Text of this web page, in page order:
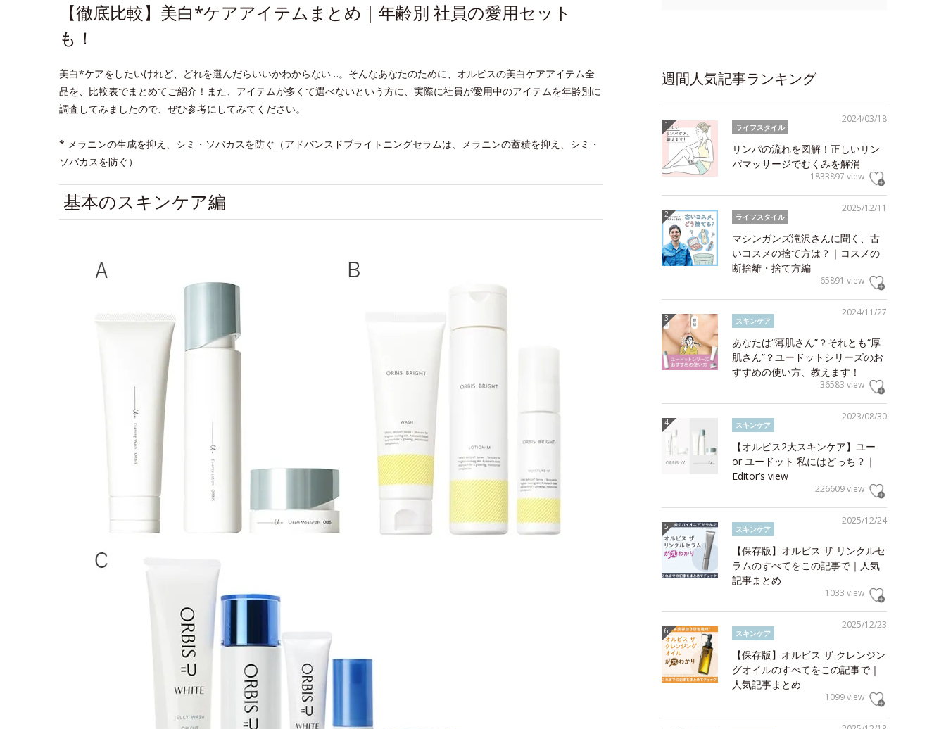
【徹底比較】美白*ケアアイテムまとめ｜年齢別 社員の愛用セット
も！
美白*ケアをしたいけれど、どれを選んだらいいかわからない…。そんなあなたのために、オルビスの美白ケアアイテム全
品を、比較表でまとめてご紹介！また、アイテムが多くて選べないという方に、実際に社員が愛用中のアイテムを年齢別に
調査してみましたので、ぜひ参考にしてみてください。
* メラニンの生成を抑え、シミ・ソバカスを防ぐ（アドバンスドブライトニングセラムは、メラニンの蓄積を抑え、シミ・
ソバカスを防ぐ）
基本のスキンケア編
週間人気記事ランキング
2024/03/18
ライフスタイル
リンパの流れを図解！正しいリン
パマッサージでむくみを解消
1833897 view
2025/12/11
ライフスタイル
マシンガンズ滝沢さんに聞く、古
いコスメの捨て方は？｜コスメの
断捨離・捨て方編
65891 view
2024/11/27
スキンケア
あなたは“薄肌さん”？それとも“厚
肌さん”？ユードットシリーズのお
すすめの使い方、教えます！
36583 view
2023/08/30
スキンケア
【オルビス2大スキンケア】ユー
or ユードット 私にはどっち？｜
Editor’s view
226609 view
2025/12/24
スキンケア
【保存版】オルビス ザ リンクルセ
ラムのすべてをこの記事で｜人気
記事まとめ
1033 view
2025/12/23
スキンケア
【保存版】オルビス ザ クレンジン
グオイルのすべてをこの記事で｜
人気記事まとめ
1099 view